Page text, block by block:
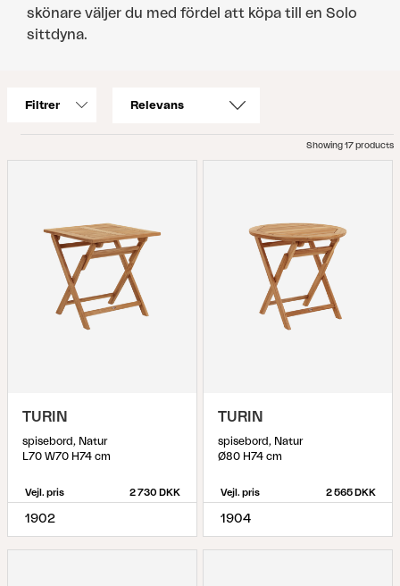
skönare väljer du med fördel att köpa till en Solo
sittdyna.
Filtrer
Showing 17 products
TURIN
spisebord, Natur
L70 W70 H74 cm
Vejl. pris 2 730 DKK
1902
TURIN
spisebord, Natur
Ø80 H74 cm
Vejl. pris 2 565 DKK
1904